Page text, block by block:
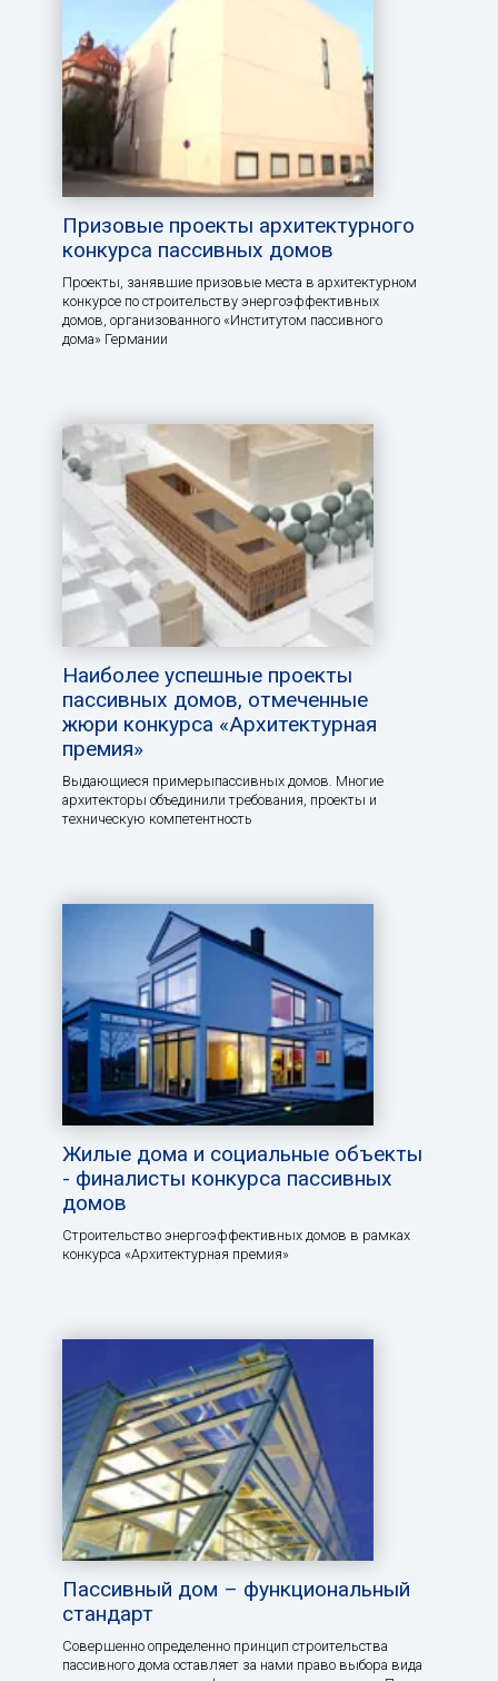
Призовые проекты архитектурного
конкурса пассивных домов
Проекты, занявшие призовые места в архитектурном
конкурсе по строительству энергоэффективных
домов, организованного «Институтом пассивного
дома» Германии
Наиболее успешные проекты
пассивных домов, отмеченные
жюри конкурса «Архитектурная
премия»
Выдающиеся примерыпассивных домов. Многие
архитекторы объединили требования, проекты и
техническую компетентность
Жилые дома и социальные объекты
- финалисты конкурса пассивных
домов
Строительство энергоэффективных домов в рамках
конкурса «Архитектурная премия»
Пассивный дом – функциональный
стандарт
Совершенно определенно принцип строительства
пассивного дома оставляет за нами право выбора вида